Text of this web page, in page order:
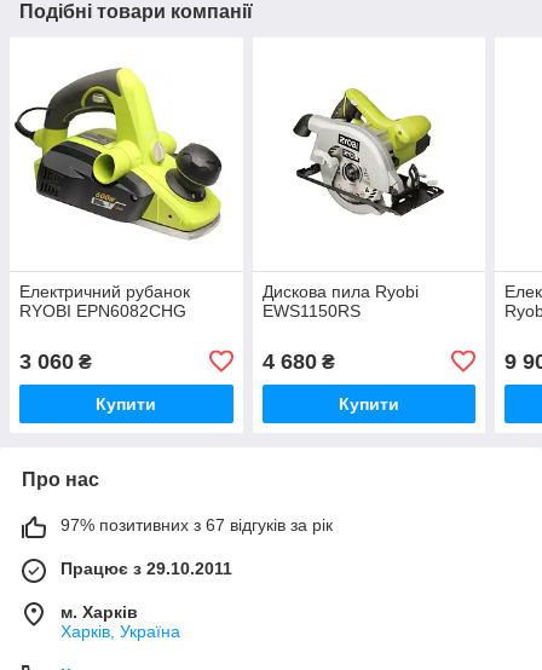
Подібні товари компанії
Електричний рубанок
RYOBI EPN6082CHG
3 060 ₴
Купити
Дискова пила Ryobi
EWS1150RS
4 680₴
Купити
9
Про нас
97% позитивних з 67 відгуків за рік
Працює з 29.10.2011
м. Харків
Харків, Україна